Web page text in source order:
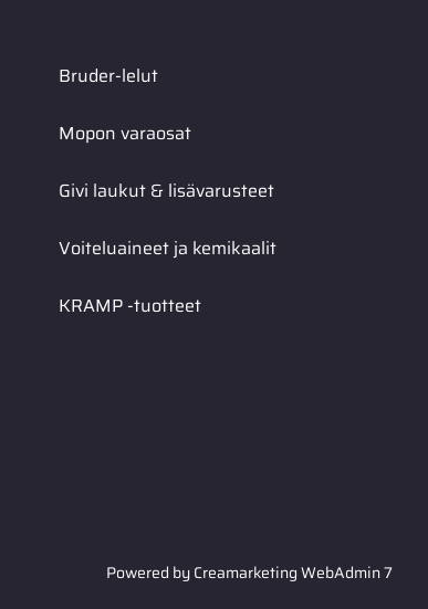
Bruder-lelut
Mopon varaosat
Givi laukut & lisävarusteet
Voiteluaineet ja kemikaalit
KRAMP -tuotteet
Powered byCreamarketing WebAdmin 7